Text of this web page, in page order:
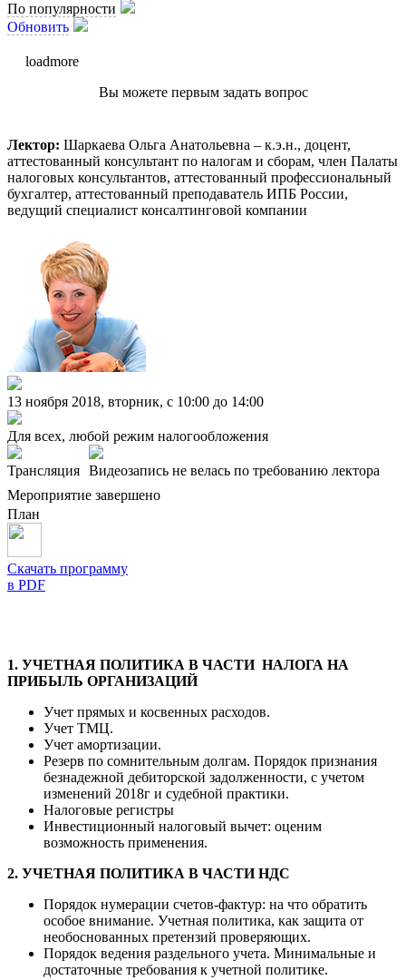
По популярности
Обновить
loadmore
Вы можете первым задать вопрос
Лектор: Шаркаева Ольга Анатольевна – к.э.н., доцент,
аттестованный консультант по налогам и сборам, член Палаты
налоговых консультантов, аттестованный профессиональный
бухгалтер, аттестованный преподаватель ИПБ России,
ведущий специалист консалтинговой компании
13 ноября 2018, вторник, c 10:00 до 14:00
Для всех, любой режим налогообложения
Трансляция Видеозапись не велась по требованию лектора
Мероприятие завершено
План
Скачать программу
в PDF
1. УЧЕТНАЯ ПОЛИТИКА В ЧАСТИ НАЛОГА НА
ПРИБЫЛЬ ОРГАНИЗАЦИЙ
Учет прямых и косвенных расходов.
Учет ТМЦ.
Учет амортизации.
Резерв по сомнительным долгам. Порядок признания
безнадежной дебиторской задолженности, с учетом
изменений 2018г и судебной практики.
Налоговые регистры
Инвестиционный налоговый вычет: оценим
возможность применения.
2. УЧЕТНАЯ ПОЛИТИКА В ЧАСТИ НДС
Порядок нумерации счетов-фактур: на что обратить
особое внимание. Учетная политика, как защита от
необоснованных претензий проверяющих.
Порядок ведения раздельного учета. Минимальные и
достаточные требования к учетной политике.